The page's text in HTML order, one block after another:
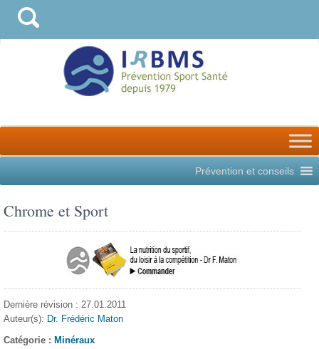
Prévention et conseils
Chrome et Sport
Dernière révision : 27.01.2011
Auteur(s): Dr. Frédéric Maton
Catégorie : Minéraux